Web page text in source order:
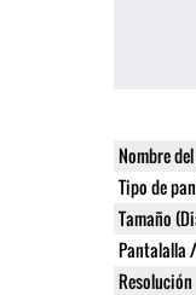
Nombre
Tipo de
Tamaño
Pantalalla
Resolución